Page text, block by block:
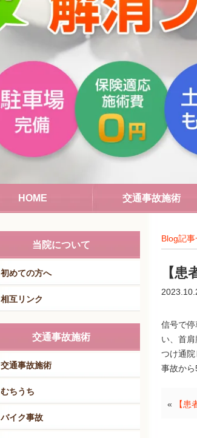
HOME 交通事故施術
Blog記
【
信号で
い、首
つけ通
事故から
« 【
当院について
初めての方へ
相互リンク
交通事故施術
交通事故施術
むちうち
バイク事故